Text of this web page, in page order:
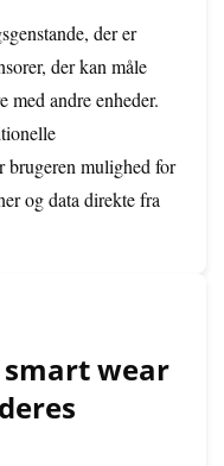
der er
der kan måle
med andre enheder.
brugeren mulighed for
og data direkte fra
wear